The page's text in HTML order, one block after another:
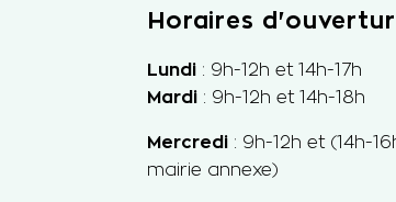
Horaires
Lundi : 9h-12h et 14h-17h
Mardi : 9h-12h et 14h-18h
Mercredi : 9h-12h et (14h-
mairie annexe)